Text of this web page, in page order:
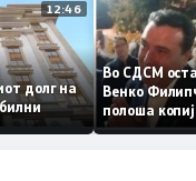
12:46
долг на
Во СДСМ
Венко
полоша
Заев